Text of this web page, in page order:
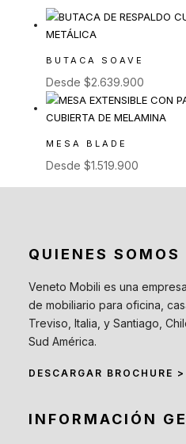
BUTACA SOAVE
Desde $2.639.900
MESA BLADE
Desde $1.519.900
QUIENES SOMOS
Veneto Mobili es una
de mobiliario para oficina,
Treviso, Italia, y Santiago,
Sud América.
DESCARGAR BROCHURE >
INFORMACIÓN